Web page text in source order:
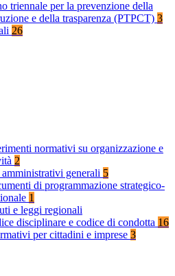
triennale per la prevenzione della
e della trasparenza (PTPCT) 3
26
normativi su organizzazione e
2
generali 5
di programmazione strategico-
1
e leggi regionali
disciplinare e codice di condotta 16
per cittadini e imprese 3